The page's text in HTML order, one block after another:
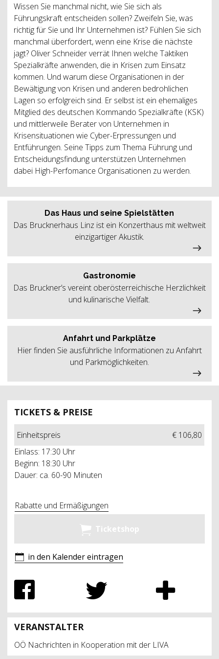
Wissen Sie manchmal nicht, wie Sie sich als
Führungskraft entscheiden sollen? Zweifeln Sie, was
richtig für Sie und Ihr Unternehmen ist? Fühlen Sie sich
manchmal überfordert, wenn eine Krise die nächste
jagt? Oliver Schneider verrät Ihnen welche Taktiken
Spezialkräfte anwenden, die in Krisen zum Einsatz
kommen. Und warum diese Organisationen in der
Bewältigung von Krisen und anderen bedrohlichen
Lagen so erfolgreich sind. Er selbst ist ein ehemaliges
Mitglied des deutschen Kommando Spezialkräfte (KSK)
und mittlerweile Berater von Unternehmen in
Krisensituationen wie Cyber-Erpressungen und
Entführungen. Seine Tipps zum Thema Führung und
Entscheidungsfindung unterstützen Unternehmen
dabei High-Perfomance Organisationen zu werden.
TICKETS & PREISE
Einheitspreis
€ 106,80
Einlass: 17:30 Uhr
Beginn: 18:30 Uhr
Dauer: ca. 60-90 Minuten
Rabatte und Ermäßigungen
Ticketshop
in den Kalender eintragen
VERANSTALTER
OÖ Nachrichten in Kooperation mit der LIVA
Das Haus und seine Spielstätten
Das Brucknerhaus Linz ist ein Konzerthaus mit weltweit
einzigartiger Akustik.
Gastronomie
Das Bruckner’s vereint oberösterreichische Herzlichkeit
und kulinarische Vielfalt.
Anfahrt und Parkplätze
Hier finden Sie ausführliche Informationen zu Anfahrt
und Parkmöglichkeiten.